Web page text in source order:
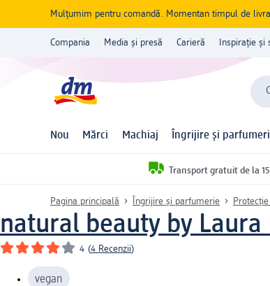
Mulțumim pentru comandă. Momentan timpul de
Compania Media și presă Carieră Inspirație și
Nou Mărci Machiaj Îngrijire și
Transport gratuit de la
Pagina principală Îngrijire și parfumerie
natural beauty by Laura
4 (4 Recenzii)
vegan